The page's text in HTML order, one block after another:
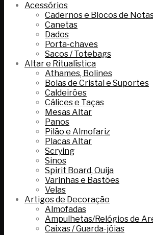
Acessórios
Cadernos e Blocos de
Canetas
Dados
Porta-chaves
Sacos / Totebags
Altar e Ritualística
Athames, Bolines
Bolas de Cristal e Suportes
Caldeirões
Cálices e Taças
Mesas Altar
Panos
Pilão e Almofariz
Placas Altar
Scrying
Sinos
Spirit Board, Ouija
Varinhas e Bastões
Velas
Artigos de Decoração
Almofadas
Ampulhetas/Relógios de
Caixas / Guarda-jóias